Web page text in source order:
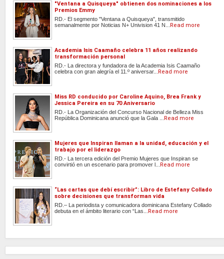
"Ventana a Quisqueya" obtienen dos nominaciones a los
Premios Emmy
RD.- El segmento "Ventana a Quisqueya", transmitido
semanalmente por Noticias N+ Univision 41 N...
Read more
Academia Isis Caamaño celebra 11 años realizando
transformación personal
RD.- La directora y fundadora de la Academia Isis Caamaño
celebra con gran alegría el 11.º aniversar...
Read more
Miss RD conducido por Caroline Aquino, Brea Frank y
Jessica Pereira en su 70 Aniversario
RD.- La Organización del Concurso Nacional de Belleza Miss
República Dominicana anunció que la Gala ...
Read more
Mujeres que Inspiran llaman a la unidad, educación y el
trabajo por el liderazgo
RD.- La tercera edición del Premio Mujeres que Inspiran se
convirtió en un escenario para promover l...
Read more
“Las cartas que debí escribir”: Libro de Estefany Collado
sobre decisiones que transforman vida
RD.– La periodista y comunicadora dominicana Estefany Collado
debuta en el ámbito literario con “Las...
Read more